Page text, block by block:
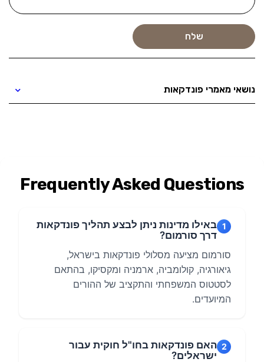
נושאי מאמרי פונדקאות
Frequently Asked Questions
1 באילו מדינות ניתן לבצע תהליך פונדקאות
דרך סורמום?
סורמום מציעה מסלולי פונדקאות בישראל,
גיאורגיה, קולומביה, ארמניה ומקסיקו, בהתאם
לסטטוס המשפחתי והתקציב של ההורים
המיועדים.
2 האם פונדקאות בחו"ל חוקית עבור
ישראלים?